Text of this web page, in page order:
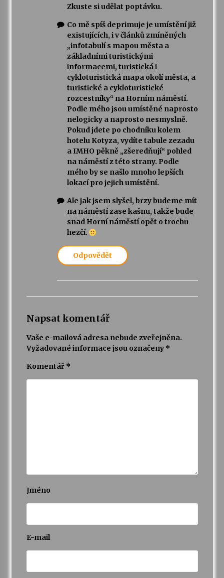
Zkuste si udělat poptávku.
Co mě spíš deprimuje je umístění již
existujících, i v článků zmíněných
„infotabulí s mapou města a
základními turistickými
informacemi, turistická i
cykloturistická mapa okolí města, a
turistické a cykloturistické
rozcestníky“ na Horním náměstí.
Podle mého jsou umístěné naprosto
nelogicky a naprosto nesmyslně.
Pokud jdete po chodníku kolem
hotelu Kotyza, vydíte tabule zezadu
a IMHO pěkně „zšeredňují“ pohled
na náměstí z této strany. Podle
mého by se našlo mnoho lepších
lokací pro jejich umístění.
Ale jak jsem slyšel, brzy budeme mít
na náměstí zase kašnu, takže bude
snad Horní náměstí opět o trochu
hezčí.
Odpovědět
Napsat komentář
Vaše e-mailová adresa nebude zveřejněna.
Vyžadované informace jsou označeny *
Komentář *
Jméno
E-mail